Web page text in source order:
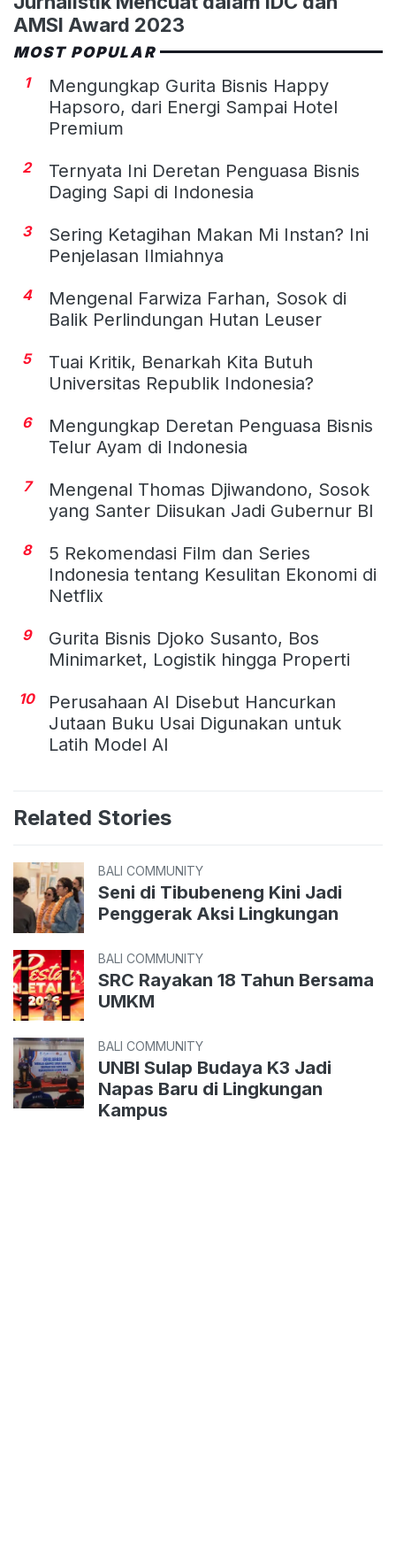
AMSI Award 2023
MOST POPULAR
1
Mengungkap Gurita Bisnis Happy
Hapsoro, dari Energi Sampai Hotel
Premium
2
Ternyata Ini Deretan Penguasa Bisnis
Daging Sapi di Indonesia
3
Sering Ketagihan Makan Mi Instan? Ini
Penjelasan Ilmiahnya
4
Mengenal Farwiza Farhan, Sosok di
Balik Perlindungan Hutan Leuser
5
Tuai Kritik, Benarkah Kita Butuh
Universitas Republik Indonesia?
6
Mengungkap Deretan Penguasa Bisnis
Telur Ayam di Indonesia
7
Mengenal Thomas Djiwandono, Sosok
yang Santer Diisukan Jadi Gubernur BI
8
5 Rekomendasi Film dan Series
Indonesia tentang Kesulitan Ekonomi di
Netflix
9
Gurita Bisnis Djoko Susanto, Bos
Minimarket, Logistik hingga Properti
10
Perusahaan AI Disebut Hancurkan
Jutaan Buku Usai Digunakan untuk
Latih Model AI
Related Stories
BALI COMMUNITY
Seni di Tibubeneng Kini Jadi
Penggerak Aksi Lingkungan
BALI COMMUNITY
SRC Rayakan 18 Tahun Bersama
UMKM
BALI COMMUNITY
UNBI Sulap Budaya K3 Jadi
Napas Baru di Lingkungan
Kampus